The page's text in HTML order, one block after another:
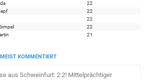
22
22
22
22
21
MEIST KOMMENTIERT
aus Schweinfurt: 2:2! Mittelprächtiger